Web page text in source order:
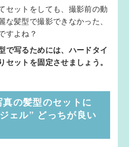
セットをしても、撮影前の動
髪型で撮影できなかった、
すよね？
で写るためには、ハードタイ
セットを固定させましょう。
の髪型のセットに
ェル” どっちが良い